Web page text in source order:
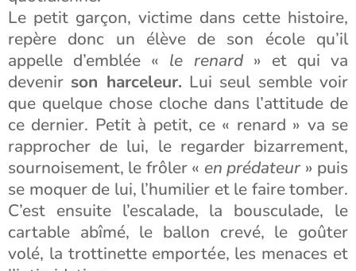
Le petit garçon, victime dans cette histoire,
repère donc un élève de son école qu’il
appelle d’emblée « le renard» et qui va
devenir son harceleur. Lui seul semble voir
que quelque chose cloche dans l’attitude de
ce dernier. Petit à petit, ce « renard » va se
rapprocher de lui, le regarder bizarrement,
sournoisement, le frôler « en prédateur» puis
se moquer de lui, l’humilier et le faire tomber.
C’est ensuite l’escalade, la bousculade, le
cartable abîmé, le ballon crevé, le goûter
volé, la trottinette emportée, les menaces et